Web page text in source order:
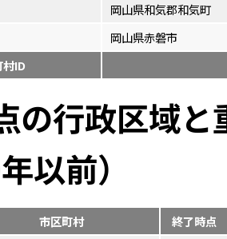
岡山県和気郡和気町
岡山県赤磐市
ID
の行政区域
以前）
市区町村 終了時点